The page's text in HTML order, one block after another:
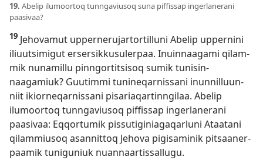
19. Abelip ilumoor­toq tun­ngaviusoq suna pif­fis­sap ingerlanerani
paasivaa?
19 Jehovamut up­per­nerujar­tor­til­luni Abelip up­per­nini
iliuutsimigut ersersik­kusuler­paa. Inuin­naagami qilam­
mik nunamil­lu pin­ngor­titsisoq sumik tunisin­
naagamiuk? Guutim­mi tunineqar­nis­sani inun­nil­luun­
niit ikior­neqar­nis­sani pisariaqar­tin­ngilaa. Abelip
ilumoor­toq tun­ngaviusoq pif­fis­sap ingerlanerani
paasivaa: Eq­qor­tumik pis­sutiginiagaqarluni Ataatani
qilam­miusoq asan­nit­toq Jehova pigisaminik pitsaaner­
paamik tuniguniuk nuan­naar­tis­sal­lugu.